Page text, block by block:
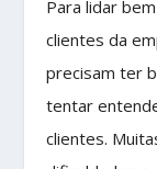
Para lidar
clientes da
precisam ter
tentar
clientes.